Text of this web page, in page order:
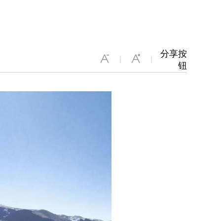
分享按
钮